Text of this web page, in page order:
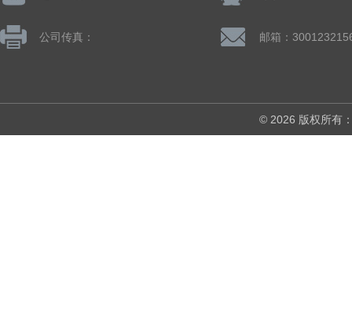
公司传真： 邮箱：
© 2026 版权所有